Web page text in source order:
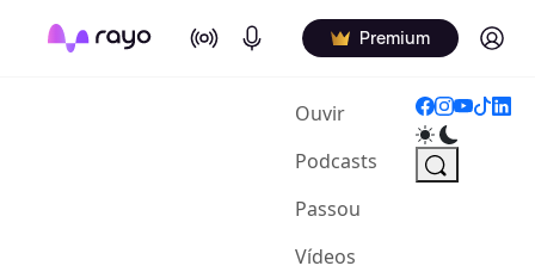
On Air Podcasts Premium Log in
Ouvir(current)
Podcasts
Passou
Vídeos